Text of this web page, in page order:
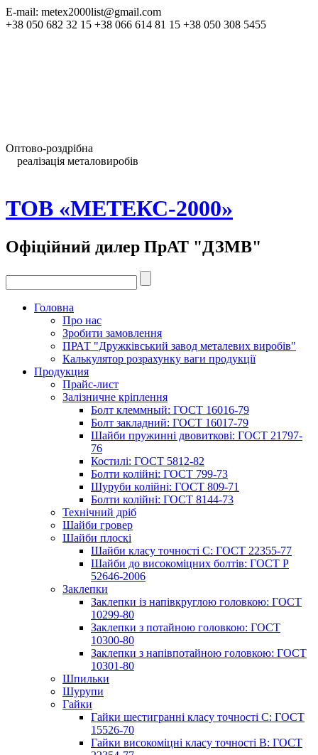
E-mail: metex2000list@gmail.com
+38 050 682 32 15 +38 066 614 81 15 +38 050 308 5455
Оптово-роздрібна
реалізація металовиробів
ТОВ «МЕТЕКС-2000»
Офіційний дилер ПрАТ "ДЗМВ"
Головна
Про нас
Зробити замовлення
ПРАТ "Дружківський завод металевих виробів"
Калькулятор розрахунку ваги продукції
Продукция
Прайс-лист
Залізничне кріплення
Болт клеммный: ГОСТ 16016-79
Болт закладний: ГОСТ 16017-79
Шайби пружинні двовиткові: ГОСТ 21797-
76
Костилі: ГОСТ 5812-82
Болти колійні: ГОСТ 799-73
Шуруби колійні: ГОСТ 809-71
Болти колійні: ГОСТ 8144-73
Технічний дріб
Шайби гровер
Шайби плоскі
Шайби класу точності С: ГОСТ 22355-77
Шайби до високоміцних болтів: ГОСТ Р
52646-2006
Заклепки
Заклепки із напівкруглою головкою: ГОСТ
10299-80
Заклепки з потайною головкою: ГОСТ
10300-80
Заклепки з напівпотайною головкою: ГОСТ
10301-80
Шпильки
Шурупи
Гайки
Гайки шестигранні класу точності С: ГОСТ
15526-70
Гайки високоміцні класу точності В: ГОСТ